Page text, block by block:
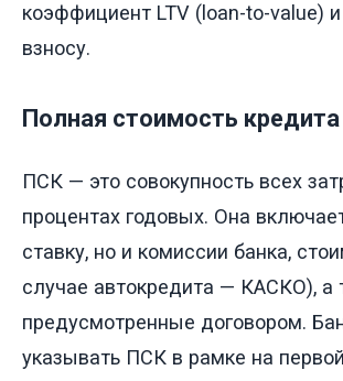
коэффициент LTV (loan-to-value)
взносу.
Полная стоимость
ПСК — это совокупность всех
процентах годовых. Она
ставку, но и комиссии банка,
случае автокредита — КАСКО), а
предусмотренные договором.
указывать ПСК в рамке на